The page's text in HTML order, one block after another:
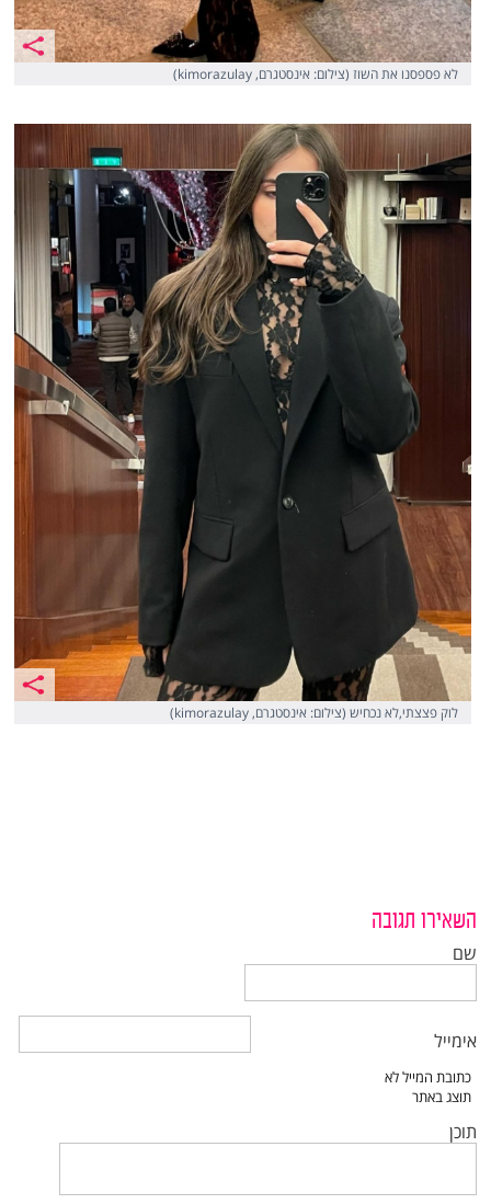
לא פספסנו את השוז (צילום: אינסטגרם, kimorazulay)
לוק פצצתי,לא נכחיש (צילום: אינסטגרם, kimorazulay)
השאירו תגובה
שם
אימייל
תוכן